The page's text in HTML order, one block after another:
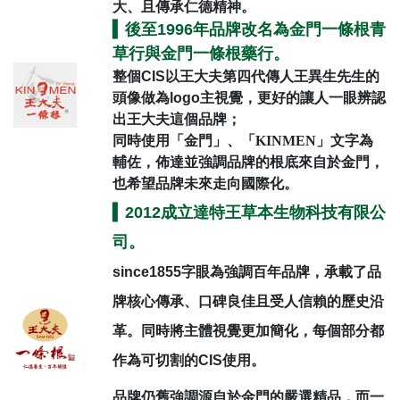
大、且傳承仁德精神。
後至1996年品牌改名為金門一條根青
草行與金門一條根藥行。
整個CIS以王大夫第四代傳人王異生先生的
頭像做為logo主視覺，更好的讓人一眼辨認
出王大夫這個品牌；
同時使用「金門」、「KINMEN」文字為
輔佐，佈達並強調品牌的根底來自於金門，
也希望品牌未來走向國際化。
2012成立達特王草本生物科技有限公
司。
since1855字眼為強調百年品牌，承載了品
牌核心傳承、口碑良佳且受人信賴的歷史沿
革。同時將主體視覺更加簡化，每個部分都
作為可切割的CIS使用。